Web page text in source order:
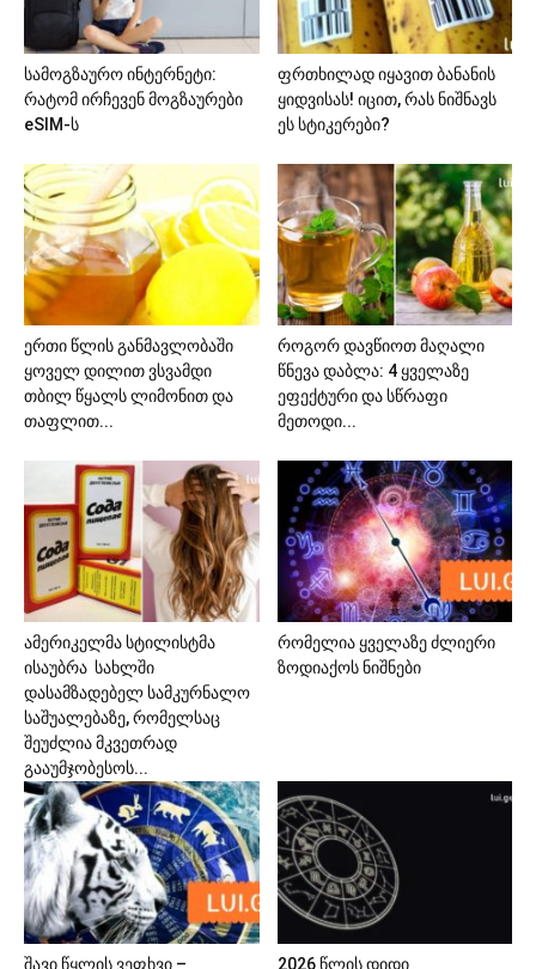
სამოგზაურო ინტერნეტი:
რატომ ირჩევენ მოგზაურები
eSIM-ს
ფრთხილად იყავით ბანანის
ყიდვისას! იცით, რას ნიშნავს
ეს სტიკერები?
ერთი წლის განმავლობაში
ყოველ დილით ვსვამდი
თბილ წყალს ლიმონით და
თაფლით...
როგორ დავწიოთ მაღალი
წნევა დაბლა: 4 ყველაზე
ეფექტური და სწრაფი
მეთოდი...
ამერიკელმა სტილისტმა
ისაუბრა სახლში
დასამზადებელ სამკურნალო
საშუალებაზე, რომელსაც
შეუძლია მკვეთრად
გააუმჯობესოს...
რომელია ყველაზე ძლიერი
ზოდიაქოს ნიშნები
შავი წყლის ვეფხვი –
2026 წლის დიდი